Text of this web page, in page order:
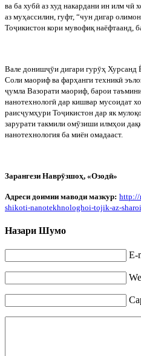
ва ба хубӣ аз худ накардани ин илм чӣ
аз муҳассилин, гуфт, “чун дигар
Тоҷикистон кори мувофиқ наёфтаанд,
Вале донишҷӯи дигари гурӯҳ Хурсанд
Соли маориф ва фарҳанги техникӣ
ҷумла Вазорати маориф, барои
нанотехнологӣ дар кишвар мусоидат
раисҷумҳури Тоҷикистон дар як
зарурати такмили омӯзиши илмҳои
нанотехнология ба миён омадааст.
Зарангези Наврӯзшоҳ, «Озодӣ»
Адреси доимии маводи мазкур: http://
shikoti-nanotekhnologhoi-tojik-az-
Назари Шумо
E-